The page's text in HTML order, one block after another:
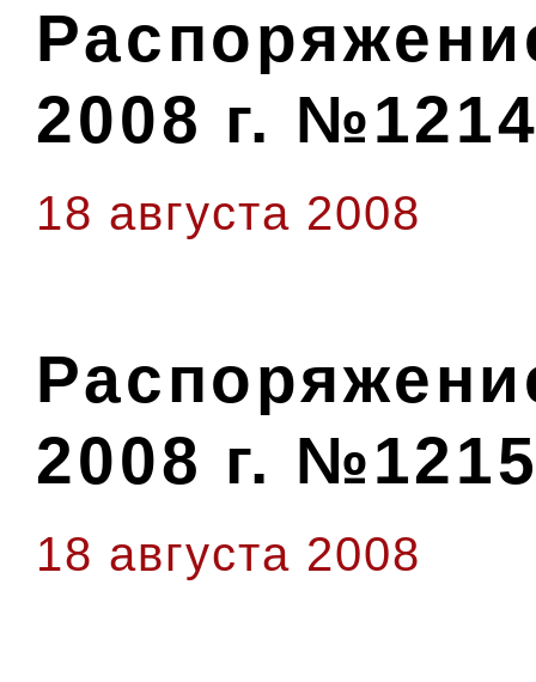
2008 г.
18 августа 2008
2008 г.
18 августа 2008